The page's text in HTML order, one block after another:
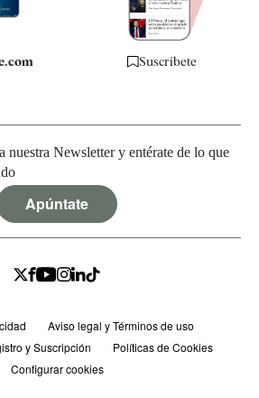
Suscríbete
nuestra Newsletter y entérate de lo que
Apúntate
Aviso legal y Términos de uso
y Suscripción
Políticas de Cookies
Configurar cookies